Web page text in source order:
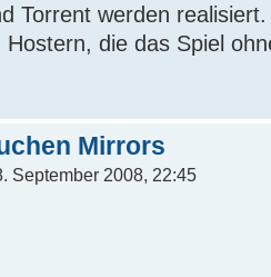
Torrent werden
Hostern, die das Spiel
Mirrors
September 2008, 22:45